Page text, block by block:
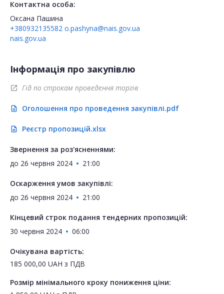
Контактна особа:
Оксана Пашина
+380932135582 o.pashyna@nais.gov.ua
nais.gov.ua
Інформація про закупівлю
open_in_new Гід по строкам проведення торгів
description Оголошення про проведення закупівлі.pdf
description Реєстр пропозицій.xlsx
Звернення за роз'ясненнями:
до 26 червня 2024 21:00
Оскарження умов закупівлі:
до 26 червня 2024 21:00
Кінцевий строк подання тендерних пропозицій:
30 червня 2024
06:00
Очікувана вартість:
185 000,00 UAH з ПДВ
Розмір мінімального кроку пониження ціни: